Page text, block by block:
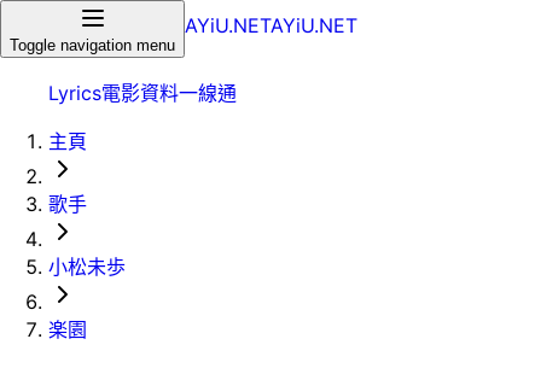
Toggle navigation menu
AYiU.NETAYiU.NET
Lyrics電影資料一線通
主頁
歌手
小松未歩
楽園